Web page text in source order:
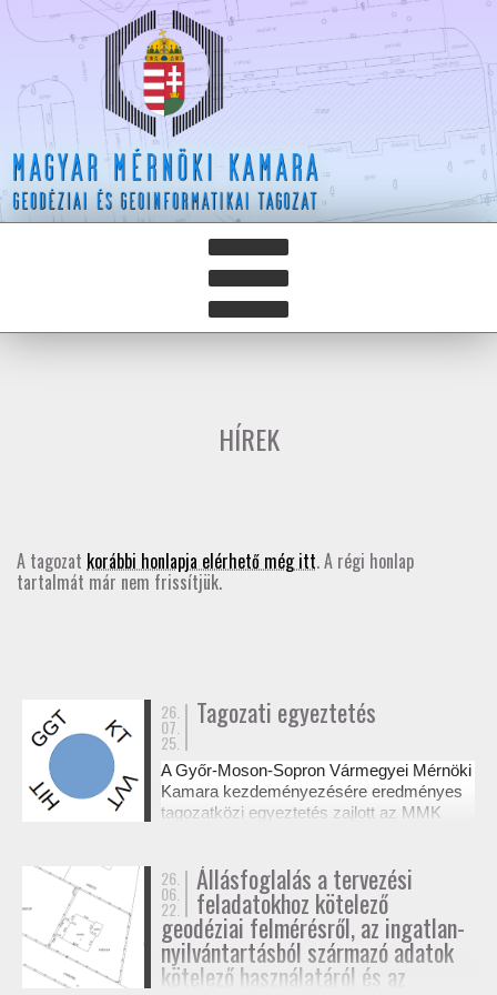
TOVÁBBKÉPZÉSEK
ELNÖKSÉG
MUNKATERVEK, BESZÁMOLÓK
HATÁROZATOK
JOGSZABÁLYOK, SZABÁLYZATOK, SZABVÁNYOK
NÉVJEGYZÉK
SEGÉDLETEK / FAP
HÍREK
A tagozat korábbi honlapja elérhető még itt. A régi honlap
tartalmát már nem frissítjük.
26.
07.
25.
Tagozati egyeztetés
A Győr-Moson-Sopron Vármegyei Mérnöki
Kamara kezdeményezésére eredményes
tagozatközi egyeztetés zajlott az MMK
dokumentációk jogosultsági kérdéseiről. A
résztvevő tagozatok a 327/2015. (XI. 10.)
Korm. rendelet alapján tisztázták a
kompetenciahatárokat, és a jövőben közös
workshopok formájában folytatják a
szakmai együttműködést.
26.
06.
22.
Állásfoglalás a tervezési
feladatokhoz kötelező
geodéziai felmérésről, az ingatlan-
nyilvántartásból származó adatok
kötelező használatáról és az